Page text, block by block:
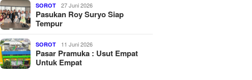
SOROT 27 Juni 2026
Pasukan Roy Suryo Siap
Tempur
SOROT 11 Juni 2026
Pasar Pramuka : Usut Empat
Untuk Empat